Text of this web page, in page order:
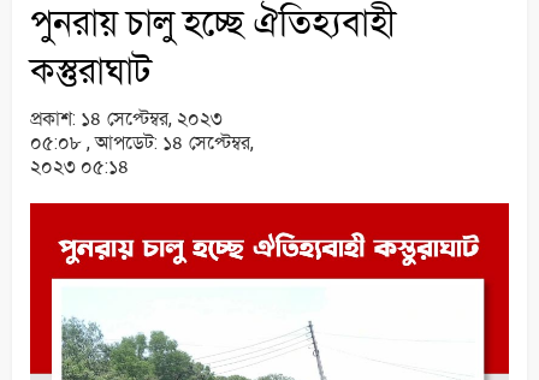
পুনরায় চালু হচ্ছে ঐতিহ্যবাহী
কস্তুরাঘাট
প্রকাশ: ১৪ সেপ্টেম্বর, ২০২৩
০৫:০৮ ,আপডেট: ১৪ সেপ্টেম্বর,
২০২৩ ০৫:১৪